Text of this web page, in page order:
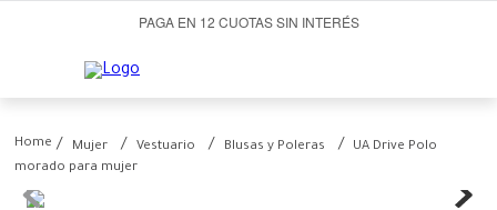
PAGA EN 12 CUOTAS SIN INTERÉS
Mujer Vestuario Blusas y Poleras
UA Drive Polo
morado para mujer